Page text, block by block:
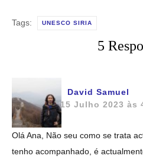
Tags: UNESCO SIRIA
5
David Samuel
15 Julho 2023 às
Olá Ana, Não seu como se trata
tenho acompanhado, é